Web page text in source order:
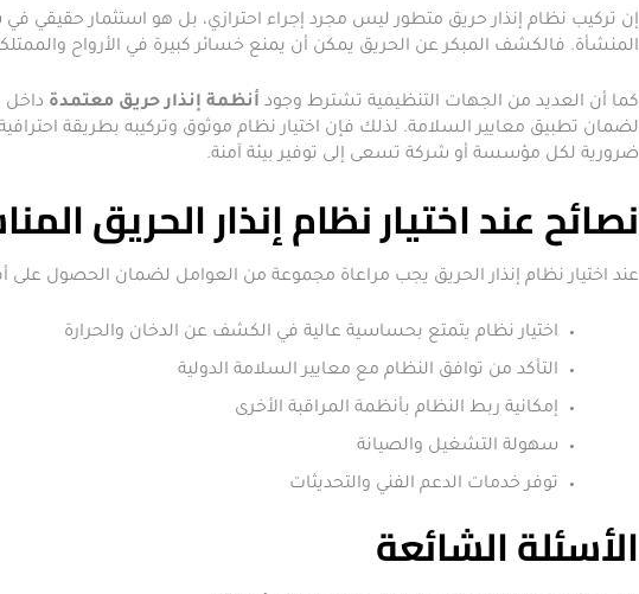
إن تركيب نظام إنذار حريق متطور ليس مجرد إجراء احترازي، بل هو استثمار حقيقي
المنشأة. فالكشف المبكر عن الحريق يمكن أن يمنع خسائر كبيرة في الأرواح
كما أن العديد من الجهات التنظيمية تشترط وجود أنظمة إنذار حريق معتمدة داخل
لضمان تطبيق معايير السلامة. لذلك فإن اختيار نظام موثوق وتركيبه بطريقة
ضرورية لكل مؤسسة أو شركة تسعى إلى توفير بيئة آمنة.
نصائح عند اختيار نظام إنذار الحريق
عند اختيار نظام إنذار الحريق يجب مراعاة مجموعة من العوامل لضمان الحصول على
اختيار نظام يتمتع بحساسية عالية في الكشف عن الدخان والحرارة
التأكد من توافق النظام مع معايير السلامة الدولية
إمكانية ربط النظام بأنظمة المراقبة الأخرى
سهولة التشغيل والصيانة
توفر خدمات الدعم الفني والتحديثات
الأسئلة الشائعة